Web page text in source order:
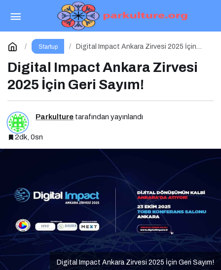
Startup
Digital Impact Ankara Zirvesi 2025 İçin
Digital Impact Ankara Zirvesi
2025 İçin Geri Sayım!
Parkulture tarafından yayınlandı
2dk, 0sn
Digital Impact Ankara Zirvesi 2025 İçin Geri Sayım!
Sektör Profesyonelleri Dünya’nın Başkentinde
Buluşacak!
Yorum Yap